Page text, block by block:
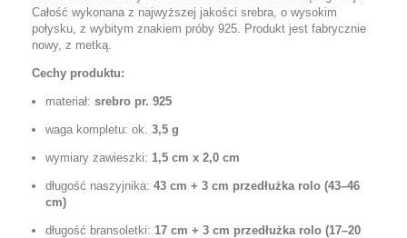
Całość wykonana z najwyższej jakości srebra, o wysokim
połysku, z wybitym znakiem próby 925. Produkt jest fabrycznie
nowy, z metką.
Cechy produktu:
materiał: srebro pr. 925
waga kompletu: ok. 3,5 g
wymiary zawieszki: 1,5 cm x 2,0 cm
długość naszyjnika: 43 cm + 3 cm przedłużka rolo (43–46
cm)
długość bransoletki: 17 cm + 3 cm przedłużka rolo (17–20